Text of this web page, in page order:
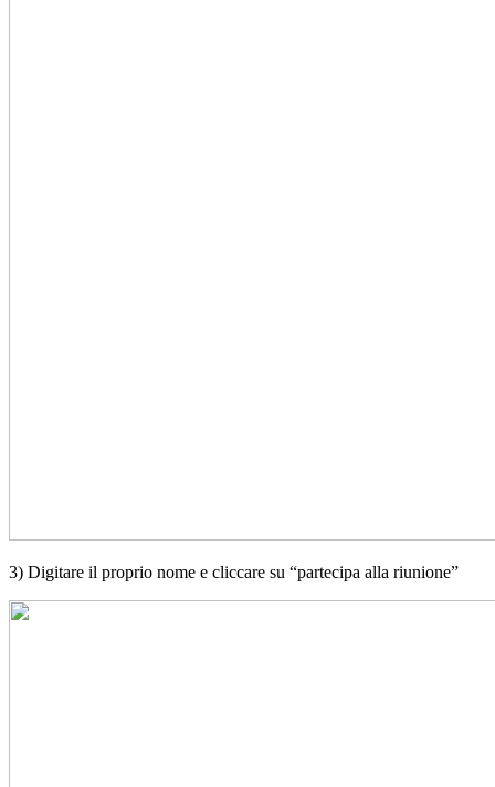
3) Digitare il proprio nome e cliccare su “partecipa alla riunione”